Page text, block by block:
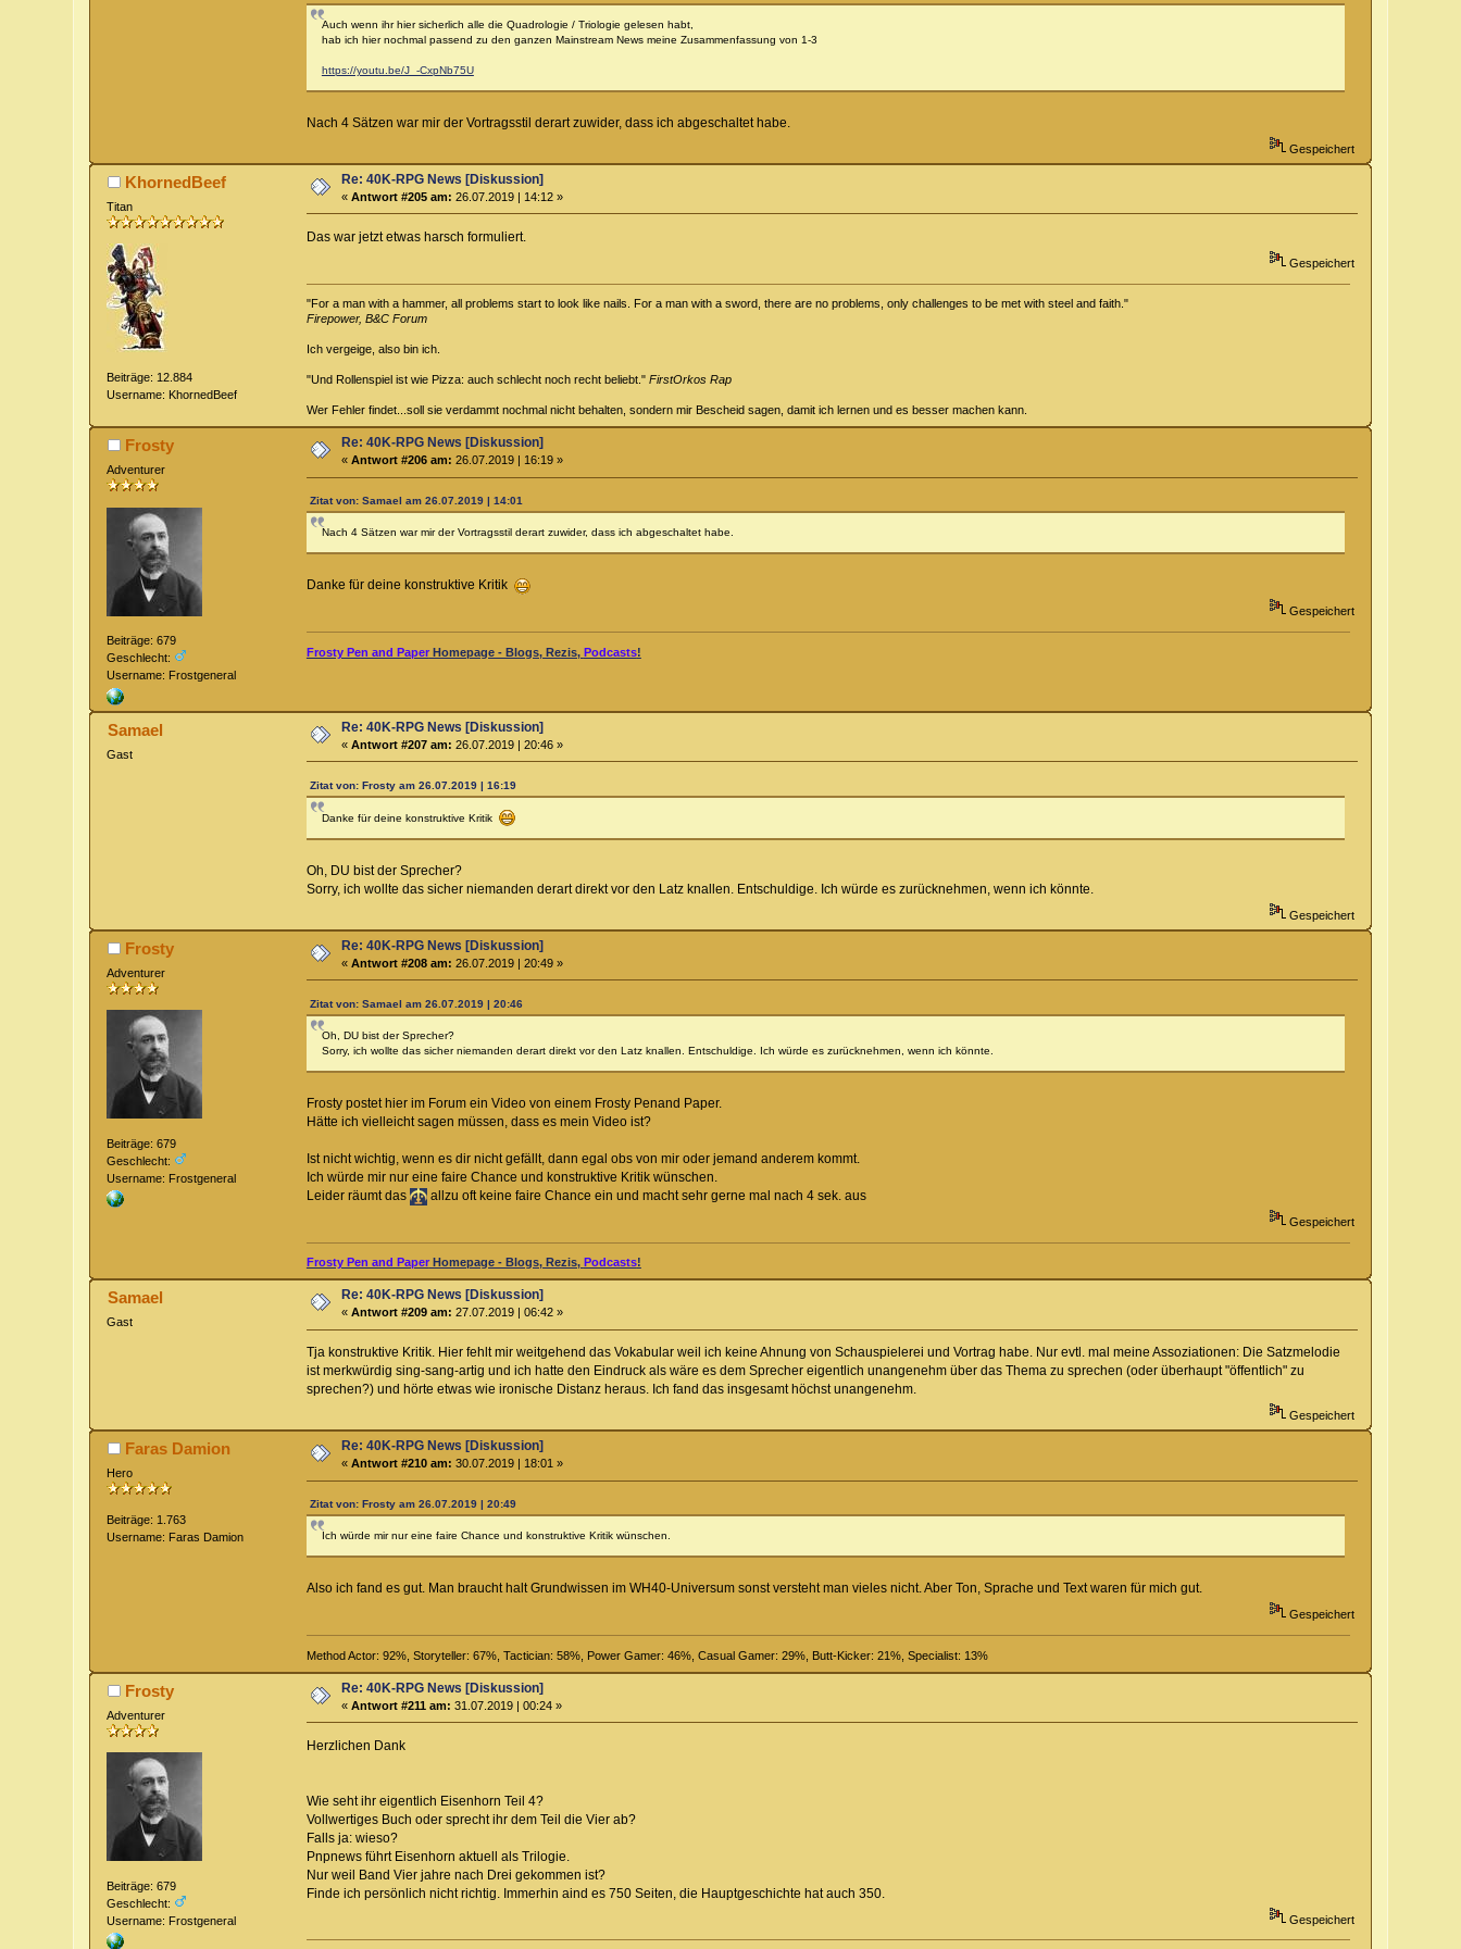
Auch wenn ihr hier sicherlich alle die Quadrologie / Triologie gelesen habt,
hab ich hier nochmal passend zu den ganzen Mainstream News meine Zusammenfassung von 1-3
https://youtu.be/J_-CxpNb75U
Nach 4 Sätzen war mir der Vortragsstil derart zuwider, dass ich abgeschaltet habe.
Gespeichert
KhornedBeef
Titan
Beiträge: 12.884
Username: KhornedBeef
Re: 40K-RPG News [Diskussion]
«Antwort #205 am: 26.07.2019 | 14:12 »
Das war jetzt etwas harsch formuliert.
Gespeichert
"For a man with a hammer, all problems start to look like nails. For a man with a sword, there are no problems, only challenges to be met with steel and faith."
Firepower, B&C Forum
Ich vergeige, also bin ich.
"Und Rollenspiel ist wie Pizza: auch schlecht noch recht beliebt." FirstOrkos Rap
Wer Fehler findet...soll sie verdammt nochmal nicht behalten, sondern mir Bescheid sagen, damit ich lernen und es besser machen kann.
Frosty
Adventurer
Beiträge: 679
Geschlecht:
Username: Frostgeneral
Re: 40K-RPG News [Diskussion]
«Antwort #206 am: 26.07.2019 | 16:19 »
Zitat von: Samael am 26.07.2019 | 14:01
Nach 4 Sätzen war mir der Vortragsstil derart zuwider, dass ich abgeschaltet habe.
Danke für deine konstruktive Kritik
Gespeichert
Frosty Pen and PaperHomepage - Blogs, Rezis, Podcasts!
Samael
Gast
Re: 40K-RPG News [Diskussion]
«Antwort #207 am: 26.07.2019 | 20:46 »
Zitat von: Frosty am 26.07.2019 | 16:19
Danke für deine konstruktive Kritik
Oh, DU bist der Sprecher?
Sorry, ich wollte das sicher niemanden derart direkt vor den Latz knallen. Entschuldige. Ich würde es zurücknehmen, wenn ich könnte.
Gespeichert
Frosty
Adventurer
Beiträge: 679
Geschlecht:
Username: Frostgeneral
Re: 40K-RPG News [Diskussion]
«Antwort #208 am: 26.07.2019 | 20:49 »
Zitat von: Samael am 26.07.2019 | 20:46
Oh, DU bist der Sprecher?
Sorry, ich wollte das sicher niemanden derart direkt vor den Latz knallen. Entschuldige. Ich würde es zurücknehmen, wenn ich könnte.
Frosty postet hier im Forum ein Video von einem Frosty Penand Paper.
Hätte ich vielleicht sagen müssen, dass es mein Video ist?
Ist nicht wichtig, wenn es dir nicht gefällt, dann egal obs von mir oder jemand anderem kommt.
Ich würde mir nur eine faire Chance und konstruktive Kritik wünschen.
Leider räumt das
allzu oft keine faire Chance ein und macht sehr gerne mal nach 4 sek. aus
Gespeichert
Frosty Pen and PaperHomepage - Blogs, Rezis, Podcasts!
Samael
Gast
Re: 40K-RPG News [Diskussion]
«Antwort #209 am: 27.07.2019 | 06:42 »
Tja konstruktive Kritik. Hier fehlt mir weitgehend das Vokabular weil ich keine Ahnung von Schauspielerei und Vortrag habe. Nur evtl. mal meine Assoziationen: Die Satzmelodie
ist merkwürdig sing-sang-artig und ich hatte den Eindruck als wäre es dem Sprecher eigentlich unangenehm über das Thema zu sprechen (oder überhaupt "öffentlich" zu
sprechen?) und hörte etwas wie ironische Distanz heraus. Ich fand das insgesamt höchst unangenehm.
Gespeichert
Faras Damion
Hero
Beiträge: 1.763
Username: Faras Damion
Re: 40K-RPG News [Diskussion]
«Antwort #210 am: 30.07.2019 | 18:01 »
Zitat von: Frosty am 26.07.2019 | 20:49
Ich würde mir nur eine faire Chance und konstruktive Kritik wünschen.
Also ich fand es gut. Man braucht halt Grundwissen im WH40-Universum sonst versteht man vieles nicht. Aber Ton, Sprache und Text waren für mich gut.
Gespeichert
Method Actor: 92%, Storyteller: 67%, Tactician: 58%, Power Gamer: 46%, Casual Gamer: 29%, Butt-Kicker: 21%, Specialist: 13%
Frosty
Adventurer
Beiträge: 679
Geschlecht:
Username: Frostgeneral
Re: 40K-RPG News [Diskussion]
«Antwort #211 am: 31.07.2019 | 00:24 »
Herzlichen Dank
Wie seht ihr eigentlich Eisenhorn Teil 4?
Vollwertiges Buch oder sprecht ihr dem Teil die Vier ab?
Falls ja: wieso?
Pnpnews führt Eisenhorn aktuell als Trilogie.
Nur weil Band Vier jahre nach Drei gekommen ist?
Finde ich persönlich nicht richtig. Immerhin aind es 750 Seiten, die Hauptgeschichte hat auch 350.
Gespeichert